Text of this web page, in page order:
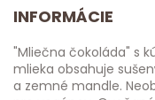
INFORMÁCIE
"Mliečna čokoláda" s
mlieka obsahuje
a zemné mandle.